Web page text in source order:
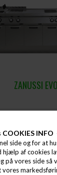
COOKIES INFO
side og for at
hjælp af cookies
på vores side så
vores
ZANUSSI
storkøkken
storkøkken, kan